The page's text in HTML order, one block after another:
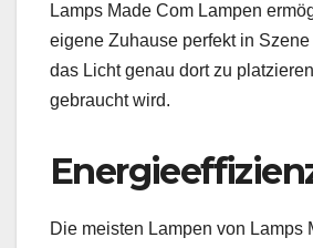
Lamps Made Com Lampen
eigene Zuhause perfekt in Szene
das Licht genau dort zu
gebraucht wird.
Die meisten Lampen von Lamps